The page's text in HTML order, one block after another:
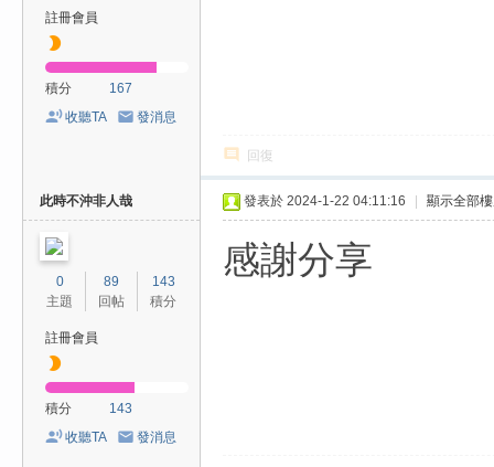
註冊會員
積分
167
收聽TA
發消息
回復
此時不沖非人哉
0
主題
89
回帖
143
積分
註冊會員
積分
143
收聽TA
發消息
發表於 2024-1-22 04:11:16 顯示全部
感謝分享